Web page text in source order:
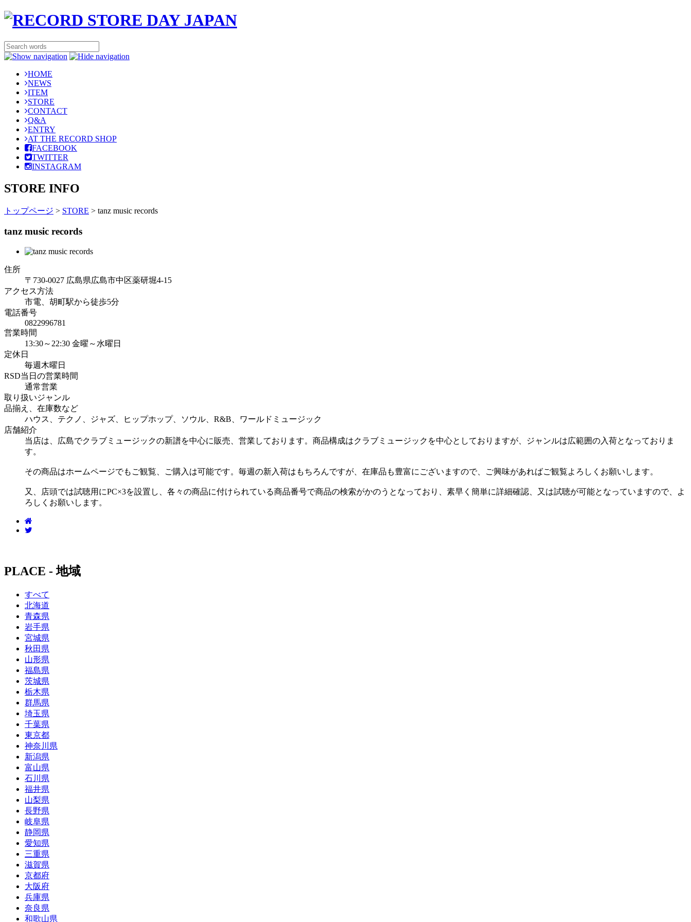
HOME
NEWS
ITEM
STORE
CONTACT
Q&A
ENTRY
AT THE RECORD SHOP
FACEBOOK
TWITTER
INSTAGRAM
STORE INFO
トップページ > STORE > tanz music records
tanz music records
住所
〒730-0027 広島県広島市中区薬研堀4-15
アクセス方法
市電、胡町駅から徒歩5分
電話番号
0822996781
営業時間
13:30～22:30 金曜～水曜日
定休日
毎週木曜日
RSD当日の営業時間
通常営業
取り扱いジャンル
品揃え、在庫数など
ハウス、テクノ、ジャズ、ヒップホップ、ソウル、R&B、ワールドミュージック
店舗紹介
当店は、広島でクラブミュージックの新譜を中心に販売、営業しております。商品構成はクラブミュージックを中心としておりますが、ジャンルは広範囲の入荷となっておりま
す。
その商品はホームページでもご観覧、ご購入は可能です。毎週の新入荷はもちろんですが、在庫品も豊富にございますので、ご興味があればご観覧よろしくお願いします。
又、店頭では試聴用にPC×3を設置し、各々の商品に付けられている商品番号で商品の検索がかのうとなっており、素早く簡単に詳細確認、又は試聴が可能となっていますので、よ
ろしくお願いします。
PLACE - 地域
すべて
北海道
青森県
岩手県
宮城県
秋田県
山形県
福島県
茨城県
栃木県
群馬県
埼玉県
千葉県
東京都
神奈川県
新潟県
富山県
石川県
福井県
山梨県
長野県
岐阜県
静岡県
愛知県
三重県
滋賀県
京都府
大阪府
兵庫県
奈良県
和歌山県